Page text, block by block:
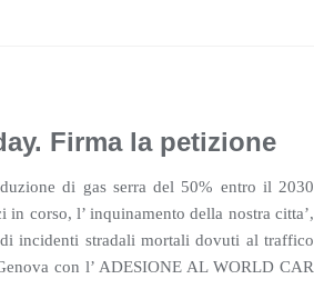
Firma la petizione
di gas serra del 50% entro il 2030
corso, l’ inquinamento della nostra citta’,
incidenti stradali mortali dovuti al traffico
con l’ ADESIONE AL WORLD CAR